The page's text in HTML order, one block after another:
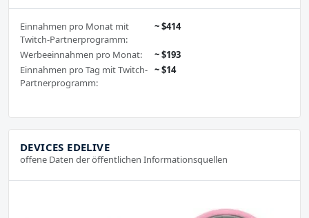
Einnahmen pro Monat mit
Twitch-Partnerprogramm:
~ $414
Werbeeinnahmen pro Monat:
~ $193
Einnahmen pro Tag mit Twitch-
Partnerprogramm:
~ $14
DEVICES EDELIVE
offene Daten der öffentlichen Informationsquellen